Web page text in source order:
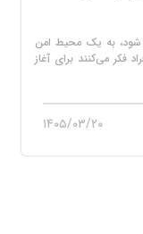
شود، به یک محیط امن
فکر می‌کنند برای آغاز
۱۴۰۵/۰۳/۲۰